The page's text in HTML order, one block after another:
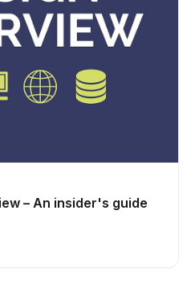
– An insider's guide